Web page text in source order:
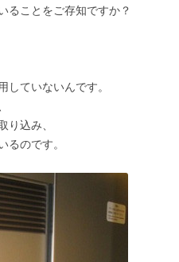
ることをご存知ですか？
していないんです。
り込み、
のです。